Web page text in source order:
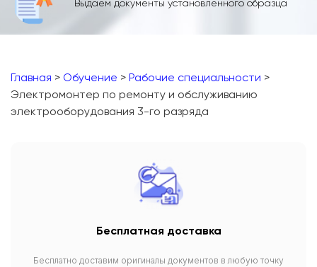
Выдаем документы установленного образца
Главная > Обучение > Рабочие специальности >
Электромонтер по ремонту и обслуживанию
электрооборудования 3-го разряда
Бесплатная доставка
Бесплатно доставим оригиналы документов в любую точку